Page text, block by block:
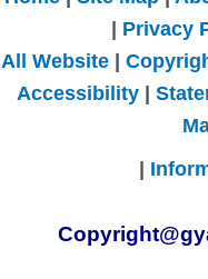
| Privacy
All Website|
Accessibility |
|